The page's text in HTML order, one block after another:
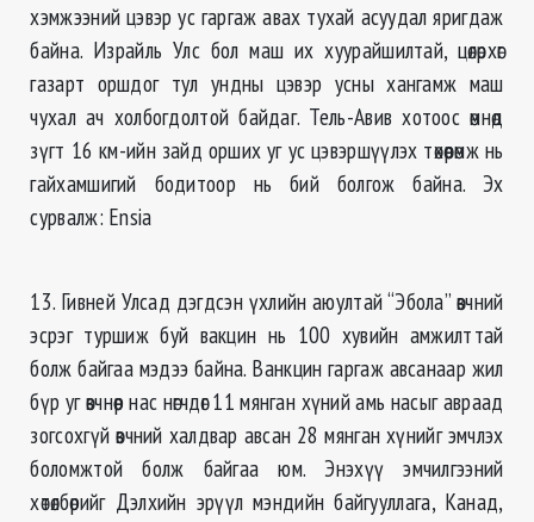
хэмжээний цэвэр ус гаргаж авах тухай асуудал яригдаж
байна. Израйль Улс бол маш их хуурайшилтай, цөлөрхөг
газарт оршдог тул ундны цэвэр усны хангамж маш
чухал ач холбогдолтой байдаг. Тель-Авив хотоос өмнөд
зүгт 16 км-ийн зайд орших уг ус цэвэршүүлэх төхөөрөмж нь
гайхамшигий бодитоор нь бий болгож байна. Эх
сурвалж: Ensia
13. Гивней Улсад дэгдсэн үхлийн аюултай “Эбола” өвчний
эсрэг туршиж буй вакцин нь 100 хувийн амжилттай
болж байгаа мэдээ байна. Ванкцин гаргаж авсанаар жил
бүр уг өвчнөөр нас нөгчдөг 11 мянган хүний амь насыг авраад
зогсохгүй өвчний халдвар авсан 28 мянган хүнийг эмчлэх
боломжтой болж байгаа юм. Энэхүү эмчилгээний
хөтөлбөрийг Дэлхийн эрүүл мэндийн байгууллага, Канад,